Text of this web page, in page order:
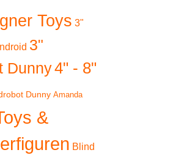
Toys 3"
3"
Dunny4" - 8"
Dunny Amanda
&
Blind